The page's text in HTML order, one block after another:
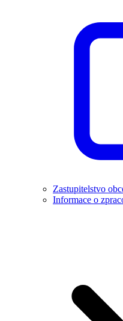
Zastupitelstvo
Informace o